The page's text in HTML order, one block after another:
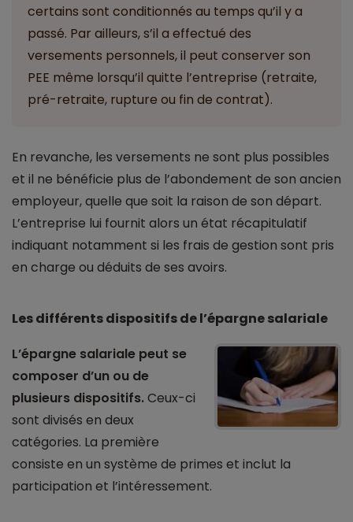
certains sont conditionnés au temps qu’il y a
passé. Par ailleurs, s’il a effectué des
versements personnels, il peut conserver son
PEE même lorsqu’il quitte l’entreprise (retraite,
pré-retraite, rupture ou fin de contrat).
En revanche, les versements ne sont plus possibles
et il ne bénéficie plus de l’abondement de son ancien
employeur, quelle que soit la raison de son départ.
L’entreprise lui fournit alors un état récapitulatif
indiquant notamment si les frais de gestion sont pris
en charge ou déduits de ses avoirs.
Les différents dispositifs de l’épargne salariale
L’épargne salariale peut se
composer d’un ou de
plusieurs dispositifs.Ceux-ci
sont divisés en deux
catégories. La première
consiste en un système de primes et inclut la
participation et l’intéressement.